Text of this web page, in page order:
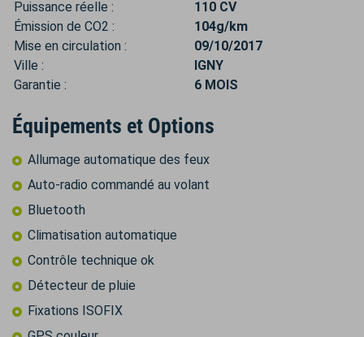
Puissance réelle :
110 CV
Émission de CO2 :
104g/km
Mise en circulation :
09/10/2017
Ville :
IGNY
Garantie :
6 MOIS
Équipements et Options
Allumage automatique des feux
Auto-radio commandé au volant
Bluetooth
Climatisation automatique
Contrôle technique ok
Détecteur de pluie
Fixations ISOFIX